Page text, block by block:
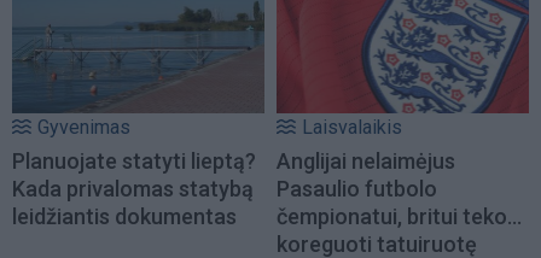
Gyvenimas
Planuojate statyti lieptą?
Kada privalomas statybą
leidžiantis dokumentas
Laisvalaikis
Anglijai nelaimėjus
Pasaulio futbolo
čempionatui, britui teko...
koreguoti tatuiruotę